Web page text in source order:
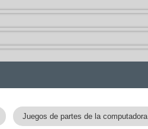
Juegos de partes de la computadora